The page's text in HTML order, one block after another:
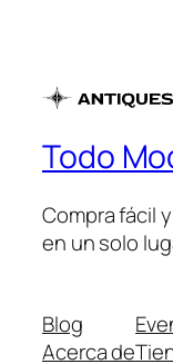
Todo
Compra fácil
en un solo
Blog
Acerca de